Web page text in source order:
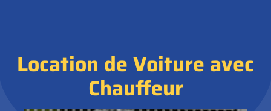
Location de Voiture avec
Chauffeur